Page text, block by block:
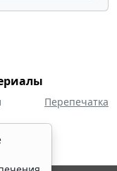
Перепечатка